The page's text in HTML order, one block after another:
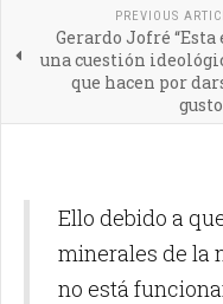
PREVIOUS
Gerardo Jofré “Esta
una cuestión
que hacen por
Ello debido a
minerales de la
no está